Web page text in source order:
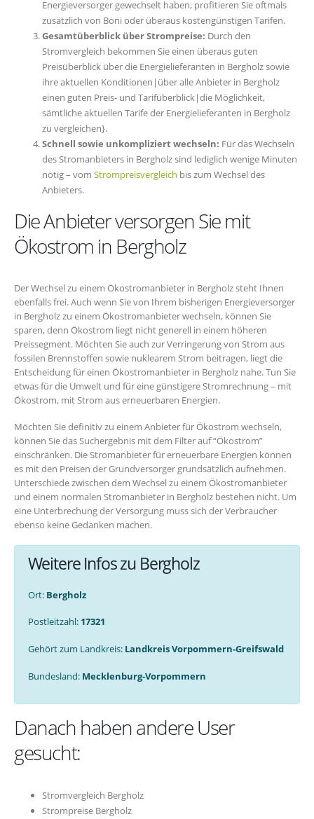
Energieversorger gewechselt haben, profitieren Sie oftmals
zusätzlich von Boni oder überaus kostengünstigen Tarifen.
Gesamtüberblick über Strompreise: Durch den
Stromvergleich bekommen Sie einen überaus guten
Preisüberblick über die Energielieferanten in Bergholz sowie
ihre aktuellen Konditionen|über alle Anbieter in Bergholz
einen guten Preis- und Tarifüberblick|die Möglichkeit,
sämtliche aktuellen Tarife der Energielieferanten in Bergholz
zu vergleichen}.
Schnell sowie unkompliziert wechseln: Für das Wechseln
des Stromanbieters in Bergholz sind lediglich wenige Minuten
nötig – vom Strompreisvergleich bis zum Wechsel des
Anbieters.
Die Anbieter versorgen Sie mit
Ökostrom in Bergholz
Der Wechsel zu einem Ökostromanbieter in Bergholz steht Ihnen
ebenfalls frei. Auch wenn Sie von Ihrem bisherigen Energieversorger
in Bergholz zu einem Ökostromanbieter wechseln, können Sie
sparen, denn Ökostrom liegt nicht generell in einem höheren
Preissegment. Möchten Sie auch zur Verringerung von Strom aus
fossilen Brennstoffen sowie nuklearem Strom beitragen, liegt die
Entscheidung für einen Ökostromanbieter in Bergholz nahe. Tun Sie
etwas für die Umwelt und für eine günstigere Stromrechnung – mit
Ökostrom, mit Strom aus erneuerbaren Energien.
Möchten Sie definitiv zu einem Anbieter für Ökostrom wechseln,
können Sie das Suchergebnis mit dem Filter auf “Ökostrom”
einschränken. Die Stromanbieter für erneuerbare Energien können
es mit den Preisen der Grundversorger grundsätzlich aufnehmen.
Unterschiede zwischen dem Wechsel zu einem Ökostromanbieter
und einem normalen Stromanbieter in Bergholz bestehen nicht. Um
eine Unterbrechung der Versorgung muss sich der Verbraucher
ebenso keine Gedanken machen.
Weitere Infos zu Bergholz
Ort: Bergholz
Postleitzahl: 17321
Gehört zum Landkreis: Landkreis Vorpommern-Greifswald
Bundesland: Mecklenburg-Vorpommern
Danach haben andere User
gesucht:
Stromvergleich Bergholz
Strompreise Bergholz